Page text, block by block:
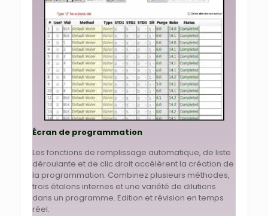
Écran de programmation
Les fonctions de remplissage automatique, de liste
déroulante et de clic droit accélèrent la création de
la programmation. Combinez plusieurs méthodes,
trois étalons internes et une variété de dilutions
dans un programme. Edition et révision en temps
réel.